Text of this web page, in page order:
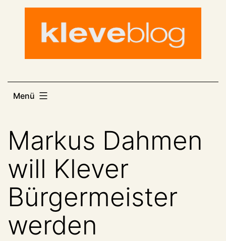
Menü
Markus Dahmen
will Klever
Bürgermeister
werden